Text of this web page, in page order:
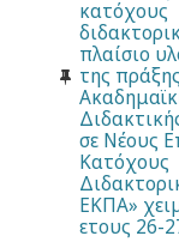
κατόχους
πλαίσιο
της
σε Νέους
Κατόχους
ΕΚΠΑ»
ετους 26-